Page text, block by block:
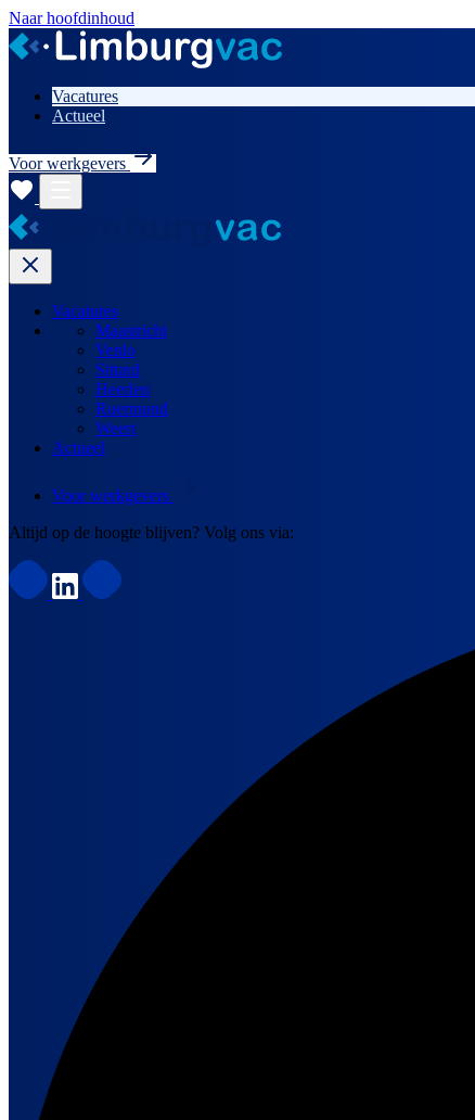
Naar hoofdinhoud
Vacatures
Actueel
Voor werkgevers
Vacatures
Maastricht
Venlo
Sittard
Heerlen
Roermond
Weert
Actueel
Voor werkgevers
Altijd op de hoogte blijven? Volg ons via: